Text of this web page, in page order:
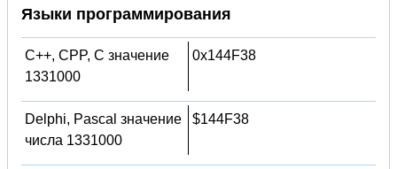
Языки программирования
C++, CPP, C значение
1331000
0x144F38
Delphi, Pascal значение
числа 1331000
$144F38